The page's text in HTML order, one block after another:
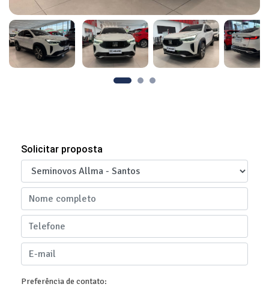
Solicitar proposta
Preferência de contato: